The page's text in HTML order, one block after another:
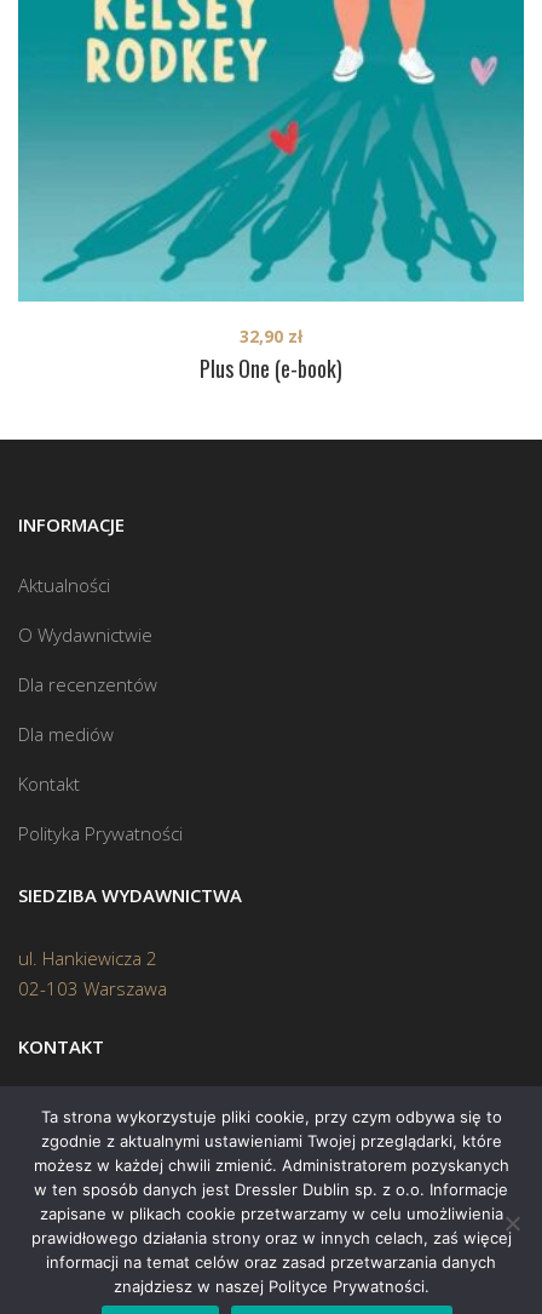
Plus One (e-book)
32,90 zł
INFORMACJE
Aktualności
O Wydawnictwie
Dla recenzentów
Dla mediów
Kontakt
Polityka Prywatności
SIEDZIBA WYDAWNICTWA
ul. Hankiewicza 2
02-103 Warszawa
KONTAKT
Biuro:(22) 45 70 402
Mail:biuro@swiatksiazki.pl
Copyright © 2015 Świat Książki. Wszelkie prawa zastrzeżone
Ta strona wykorzystuje pliki cookie, przy czym odbywa się to
zgodnie z aktualnymi ustawieniami Twojej przeglądarki, które
możesz w każdej chwili zmienić. Administratorem pozyskanych
w ten sposób danych jest Dressler Dublin sp. z o.o. Informacje
zapisane w plikach cookie przetwarzamy w celu umożliwienia
prawidłowego działania strony oraz w innych celach, zaś więcej
informacji na temat celów oraz zasad przetwarzania danych
znajdziesz w naszej Polityce Prywatności.